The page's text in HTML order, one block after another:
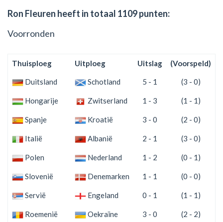
Ron Fleuren heeft in totaal 1109 punten:
Voorronden
Thuisploeg Uitploeg Uitslag (Voorspeld)
Duitsland Schotland 5 - 1 (3 - 0)
Hongarije Zwitserland 1 - 3 (1 - 1)
Spanje Kroatië 3 - 0 (2 - 0)
Italië Albanië 2 - 1 (3 - 0)
Polen Nederland 1 - 2 (0 - 1)
Slovenië Denemarken 1 - 1 (0 - 0)
Servië Engeland 0 - 1 (1 - 1)
Roemenië Oekraïne 3 - 0 (2 - 2)